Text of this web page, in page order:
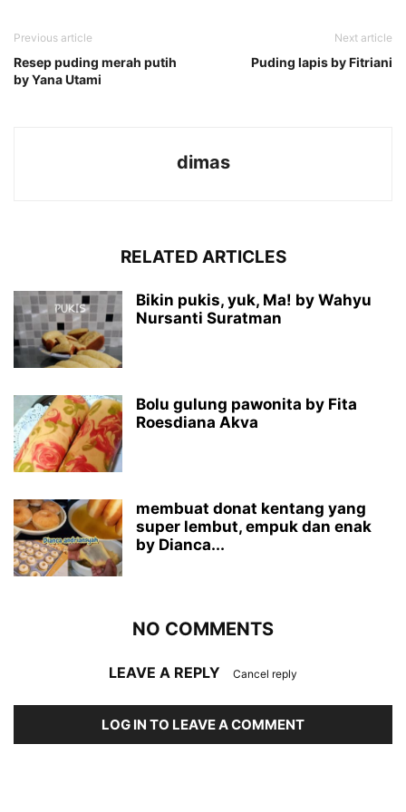
Previous article
Resep puding merah putih
by Yana Utami
Next article
Puding lapis by Fitriani
dimas
RELATED ARTICLES
Bikin pukis, yuk, Ma! by Wahyu
Nursanti Suratman
Bolu gulung pawonita by Fita
Roesdiana Akva
membuat donat kentang yang
super lembut, empuk dan enak
by Dianca...
NO COMMENTS
LEAVE A REPLY Cancel reply
LOG IN TO LEAVE A COMMENT